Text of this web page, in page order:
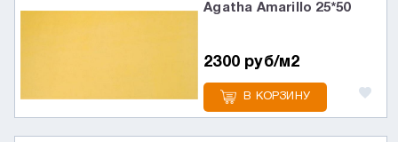
Agatha Amarillo 25*50
2300 руб/м2
В КОРЗИНУ